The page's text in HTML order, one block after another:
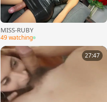
MISS-RUBY
49 watching
27:47